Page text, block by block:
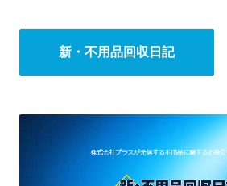
新・不用品回収日記